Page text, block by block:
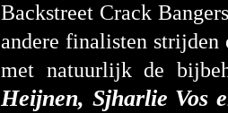
Backstreet Crack
andere finalisten strijden
met natuurlijk de
Heijnen, Sjharlie Vos